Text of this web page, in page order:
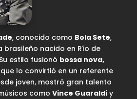
, conocido como Bola Sete,
brasileño nacido en Río de
estilo fusionó bossa nova,
lo convirtió en un referente
joven, mostró gran talento
como Vince Guaraldiy